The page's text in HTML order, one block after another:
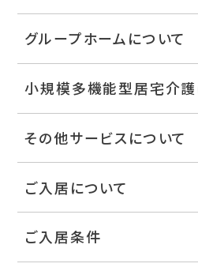
グループホームについて
小規模多機能型居宅介護
その他サービスについて
ご入居について
ご入居条件